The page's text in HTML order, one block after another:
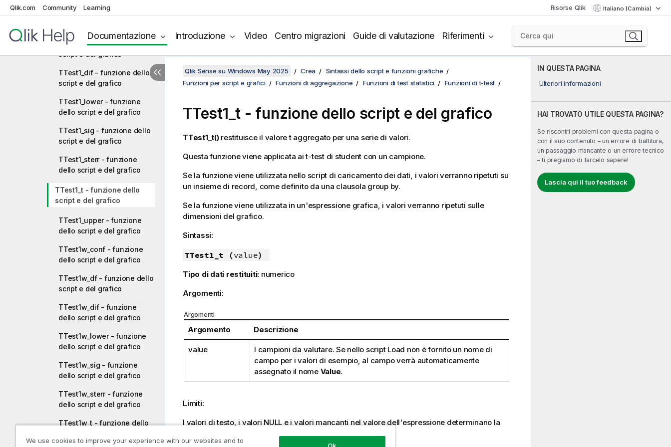
Qlik.com Community Learning Risorse Qlik Italiano (Cambia)
Documentazione Introduzione Video Centro migrazioni Guide di valutazione Riferimenti
TTest1_conf - funzione
TTest1_df - funzione dello
script e del grafico
TTest1_dif - funzione dello
script e del grafico
TTest1_lower - funzione
dello script e del grafico
TTest1_sig - funzione dello
script e del grafico
TTest1_sterr - funzione
dello script e del grafico
TTest1_t - funzione dello
script e del grafico
TTest1_upper - funzione
dello script e del grafico
TTest1w_conf - funzione
dello script e del grafico
TTest1w_df - funzione dello
script e del grafico
TTest1w_dif - funzione
dello script e del grafico
TTest1w_lower - funzione
dello script e del grafico
TTest1w_sig - funzione
dello script e del grafico
TTest1w_sterr - funzione
dello script e del grafico
TTest1w_t - funzione dello
IN QUESTA PAGINA
Ulteriori informazioni
HAI TROVATO UTILE QUESTA PAGINA?
Se riscontri problemi con questa pagina o
con il suo contenuto – un errore di battitura,
un passaggio mancante o un errore tecnico
– ti pregiamo di farcelo sapere!
Lascia qui il tuo feedback
Qlik Sense su Windows May 2025 Crea
Sintassi dello script e funzioni grafiche
Funzioni per script e grafici
Funzioni di aggregazione Funzioni di test statistici Funzioni di t-test
TTest1_t - funzione dello script e del grafico
TTest1_t()restituisce il valore t aggregato per una serie di valori.
Questa funzione viene applicata ai t-test di student con un campione.
Se la funzione viene utilizzata nello script di caricamento dei dati, i valori verranno ripetuti su
un insieme di record, come definito da una clausola group by.
Se la funzione viene utilizzata in un'espressione grafica, i valori verranno ripetuti sulle
dimensioni del grafico.
Sintassi:
TTest1_t (value)
Tipo di dati restituiti: numerico
Argomenti:
Argomenti
Argomento Descrizione
value
I campioni da valutare. Se nello script Load non è fornito un nome di
campo per i valori di esempio, al campo verrà automaticamente
assegnato il nome Value.
Limiti:
I valori di testo, i valoriNULLe i valori mancanti nel valore dell'espressione determinano la
We use cookies to improve your experience with our websites and to